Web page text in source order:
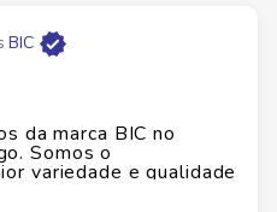
BIC
da marca BIC no
Somos o
variedade e qualidade